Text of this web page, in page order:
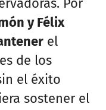
y Félix
el
de los
el éxito
sostener el